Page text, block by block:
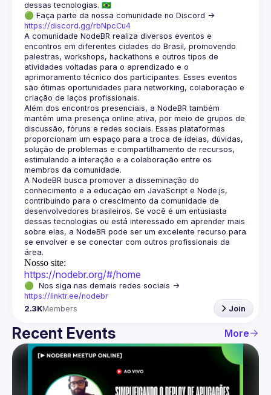
🟢 Faça parte da nossa comunidade no Discord ->
https://discord.gg/rbNpcCu4
A comunidade NodeBR realiza diversos eventos e
encontros em diferentes cidades do Brasil, promovendo
palestras, workshops, hackathons e outros tipos de
atividades voltadas para o aprendizado e o
aprimoramento técnico dos participantes. Esses eventos
são ótimas oportunidades para networking, colaboração e
Além dos encontros presenciais, a NodeBR também
mantém uma presença online ativa, por meio de grupos de
discussão, fóruns e redes sociais. Essas plataformas
proporcionam um espaço para a troca de ideias, dúvidas,
solução de problemas e compartilhamento de recursos,
estimulando a interação e a colaboração entre os
A NodeBR busca promover a disseminação do
conhecimento e a educação em JavaScript e Node.js,
contribuindo para o crescimento da comunidade de
desenvolvedores brasileiros. Se você é um entusiasta
dessas tecnologias ou está interessado em aprender mais
sobre elas, a NodeBR pode ser um excelente recurso para
se envolver e se conectar com outros profissionais da
Nosso site:
https://nodebr.org/#/home
https://linktr.ee/nodebr
2.3KMembers Join
Recent Events More